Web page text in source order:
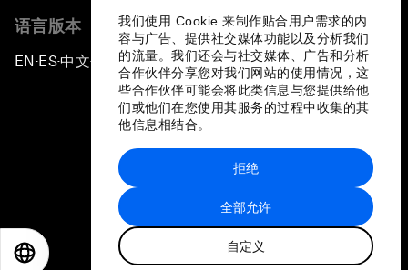
我们使用 Cookie 来制作贴合用户需求的内
容与广告、提供社交媒体功能以及分析我们
的流量。我们还会与社交媒体、广告和分析
合作伙伴分享您对我们网站的使用情况，这
些合作伙伴可能会将此类信息与您提供给他
们或他们在您使用其服务的过程中收集的其
他信息相结合。
全部允许
自定义
拒绝
语言版本
EN ▪ES▪中文▪ 日本語
站点地图
世界经济论坛